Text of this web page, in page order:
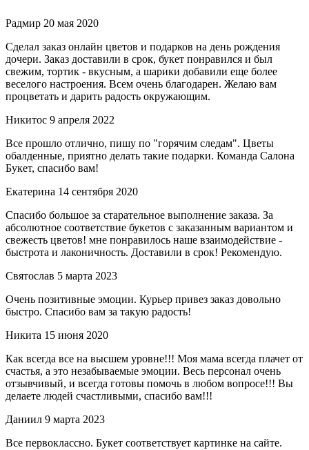
Радмир 20 мая 2020
Сделал заказ онлайн цветов и подарков на день рождения
дочери. Заказ доставили в срок, букет понравился и был
свежим, тортик - вкусным, а шарики добавили еще более
веселого настроения. Всем очень благодарен. Желаю вам
процветать и дарить радость окружающим.
Никитос 9 апреля 2022
Все прошло отлично, пишу по "горячим следам". Цветы
обалденные, приятно делать такие подарки. Команда Салона
Букет, спасибо вам!
Екатерина 14 сентября 2020
Спасибо большое за старательное выполнение заказа. За
абсолютное соответствие букетов с заказанным вариантом и
свежесть цветов! мне понравилось наше взаимодействие -
быстрота и лаконичность. Доставили в срок! Рекомендую.
Святослав 5 марта 2023
Очень позитивные эмоции. Курьер привез заказ довольно
быстро. Спасибо вам за такую радость!
Никита 15 июня 2020
Как всегда все на высшем уровне!!! Моя мама всегда плачет от
счастья, а это незабываемые эмоции. Весь персонал очень
отзывчивый, и всегда готовы помочь в любом вопросе!!! Вы
делаете людей счастливыми, спасибо вам!!!
Даниил 9 марта 2023
Все первоклассно. Букет соответствует картинке на сайте.